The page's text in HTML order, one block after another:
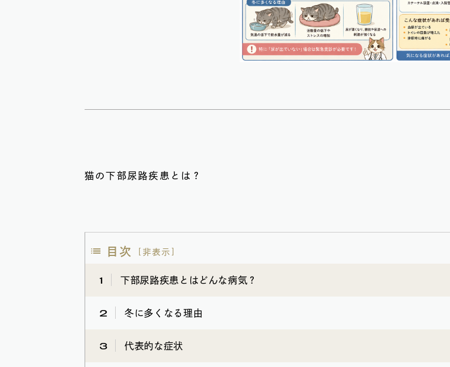
猫の下部尿路疾患とは？
目次 非表示
1 下部尿路疾患とはどんな病気？
2 冬に多くなる理由
3 代表的な症状